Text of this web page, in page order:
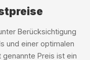
Berücksichtigung
und einer optimalen
Preis ist ein